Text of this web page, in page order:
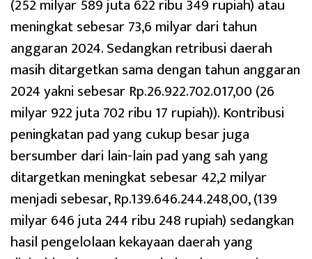
(252 milyar 589 juta 622 ribu 349 rupiah) atau
meningkat sebesar 73,6 milyar dari tahun
anggaran 2024. Sedangkan retribusi daerah
masih ditargetkan sama dengan tahun anggaran
2024 yakni sebesar Rp.26.922.702.017,00 (26
milyar 922 juta 702 ribu 17 rupiah)). Kontribusi
peningkatan pad yang cukup besar juga
bersumber dari lain-lain pad yang sah yang
ditargetkan meningkat sebesar 42,2 milyar
menjadi sebesar, Rp.139.646.244.248,00, (139
milyar 646 juta 244 ribu 248 rupiah) sedangkan
hasil pengelolaan kekayaan daerah yang